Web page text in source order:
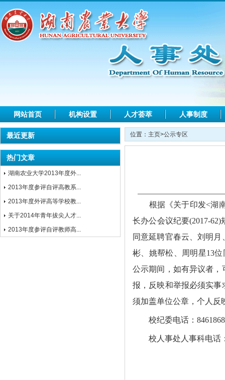
网站首页 机构设置 人才荟萃 人事制度
最近更新
热门文章
湖南农业大学2013年度外...
2013年度参评自评高教系...
2013年度外评高等学校教...
关于2014年青年拔尖人才...
2013年度参评自评教师高...
位置： 主页>公示专区
根据《关于印发<湖
长办公会议纪要(2017-62)
同意延聘官春云、刘明
彬、姚帮松、周明星13位
公示期间，如有异议者
报，反映和举报必须实
须加盖单位公章，个人反
校纪委电话：
校人事处人事科电话